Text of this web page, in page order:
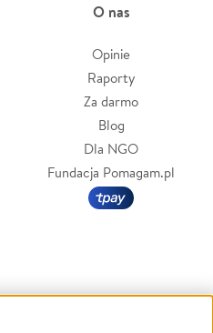
O nas
Opinie
Raporty
Za darmo
Blog
Dla NGO
Fundacja Pomagam.pl